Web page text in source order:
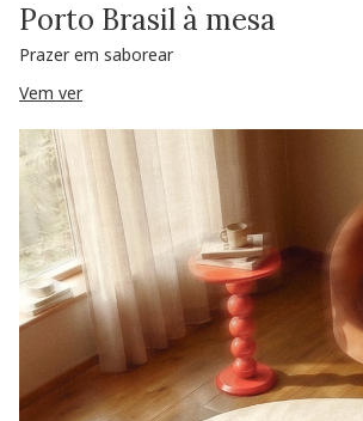
Porto Brasil à mesa
Prazer em saborear
Vem ver